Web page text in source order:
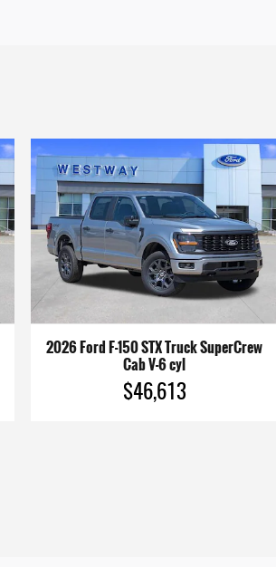
2026 Ford F-150 STX Truck SuperCrew
Cab V-6 cyl
$46,613